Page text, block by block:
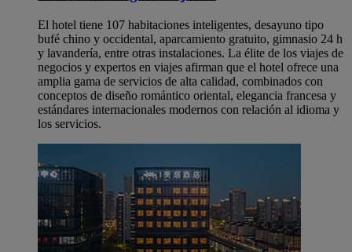
El hotel tiene 107 habitaciones inteligentes, desayuno tipo
bufé chino y occidental, aparcamiento gratuito, gimnasio 24 h
y lavandería, entre otras instalaciones. La élite de los viajes de
negocios y expertos en viajes afirman que el hotel ofrece una
amplia gama de servicios de alta calidad, combinados con
conceptos de diseño romántico oriental, elegancia francesa y
estándares internacionales modernos con relación al idioma y
los servicios.